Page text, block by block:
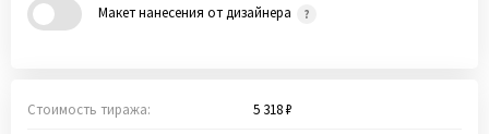
Макет нанесения от дизайнера
Стоимость тиража: 5 318 ₽